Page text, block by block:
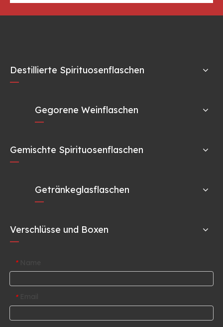
Destillierte Spirituosenflaschen
Gegorene Weinflaschen
Gemischte Spirituosenflaschen
Getränkeglasflaschen
Verschlüsse und Boxen
*
*